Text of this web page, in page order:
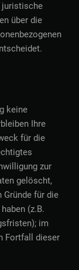
juristische
über die
keine
Ihre
für die
zur
gelöscht,
für die
(z.B.
im
Fortfall dieser